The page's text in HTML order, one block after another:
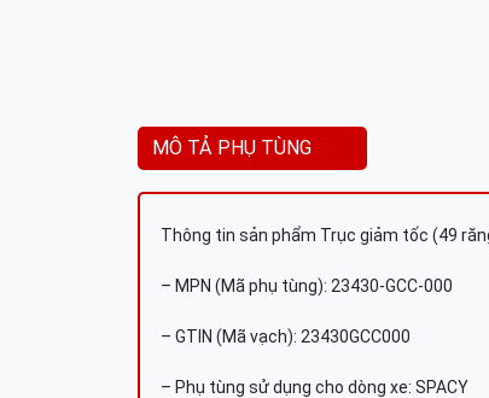
MÔ TẢ PHỤ TÙNG
Thông tin sản phẩm Trục giảm tốc (49
– MPN (Mã phụ tùng): 23430-GCC-000
– GTIN (Mã vạch): 23430GCC000
– Phụ tùng sử dụng cho dòng xe: SPACY